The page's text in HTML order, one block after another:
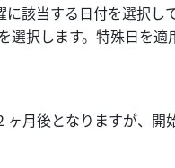
該当する日付を選択し
選択します。特殊日を適
ヶ月後となりますが、開